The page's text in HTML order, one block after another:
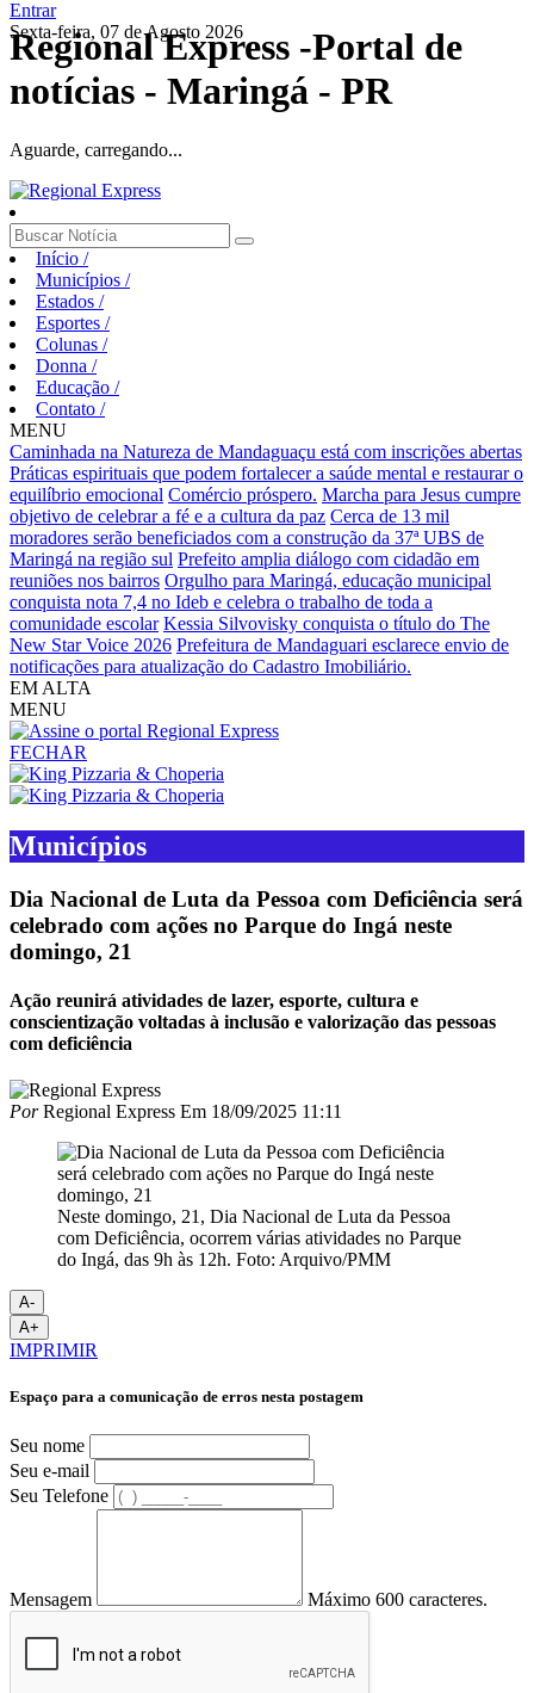
Regional Express -Portal de
notícias - Maringá - PR
Aguarde, carregando...
Entrar
Sexta-feira, 07 de Agosto 2026
Início /
Municípios /
Estados /
Esportes /
Colunas /
Donna /
Educação /
Contato /
MENU
Caminhada na Natureza de Mandaguaçu está com inscrições abertas
Práticas espirituais que podem fortalecer a saúde mental e restaurar o
equilíbrio emocional Comércio próspero. Marcha para Jesus cumpre
objetivo de celebrar a fé e a cultura da paz Cerca de 13 mil
moradores serão beneficiados com a construção da 37ª UBS de
Maringá na região sul Prefeito amplia diálogo com cidadão em
reuniões nos bairros Orgulho para Maringá, educação municipal
conquista nota 7,4 no Ideb e celebra o trabalho de toda a
comunidade escolar Kessia Silvovisky conquista o título do The
New Star Voice 2026 Prefeitura de Mandaguari esclarece envio de
notificações para atualização do Cadastro Imobiliário.
EM ALTA
MENU
FECHAR
Municípios
Dia Nacional de Luta da Pessoa com Deficiência será
celebrado com ações no Parque do Ingá neste
domingo, 21
Ação reunirá atividades de lazer, esporte, cultura e
conscientização voltadas à inclusão e valorização das pessoas
com deficiência
PorRegional Express Em 18/09/2025 11:11
Neste domingo, 21, Dia Nacional de Luta da Pessoa
com Deficiência, ocorrem várias atividades no Parque
do Ingá, das 9h às 12h. Foto: Arquivo/PMM
A-
A+
IMPRIMIR
Espaço para a comunicação de erros nesta postagem
Seu nome
Seu e-mail
Seu Telefone
Mensagem Máximo 600 caracteres.